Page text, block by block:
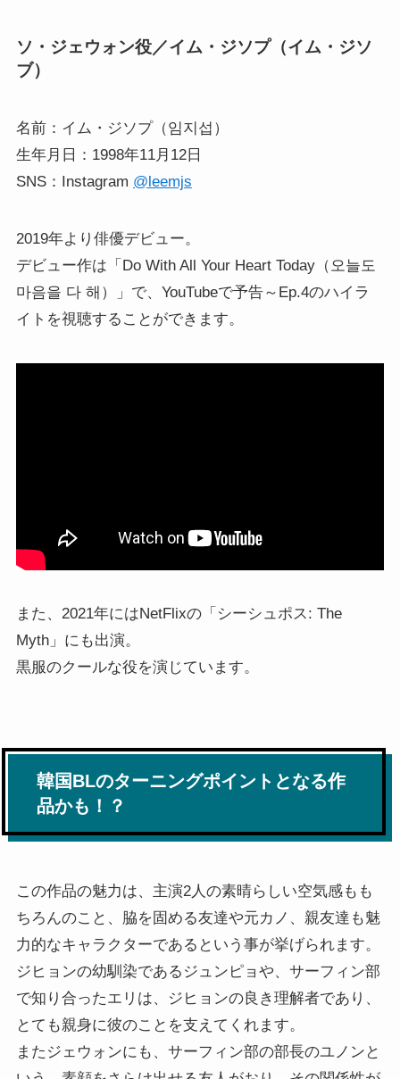
ソ・ジェウォン役／イム・ジソプ（イム・ジソ
ブ）
名前：イム・ジソプ（임지섭）
生年月日：1998年11月12日
SNS：Instagram @leemjs
2019年より俳優デビュー。
デビュー作は「Do With All Your Heart Today（오늘도
마음을 다 해）」で、YouTubeで予告～Ep.4のハイラ
イトを視聴することができます。
また、2021年にはNetFlixの「シーシュポス: The
Myth」にも出演。
黒服のクールな役を演じています。
韓国BLのターニングポイントとなる作
品かも！？
この作品の魅力は、主演2人の素晴らしい空気感もも
ちろんのこと、脇を固める友達や元カノ、親友達も魅
力的なキャラクターであるという事が挙げられます。
ジヒョンの幼馴染であるジュンピョや、サーフィン部
で知り合ったエリは、ジヒョンの良き理解者であり、
とても親身に彼のことを支えてくれます。
またジェウォンにも、サーフィン部の部長のユノンと